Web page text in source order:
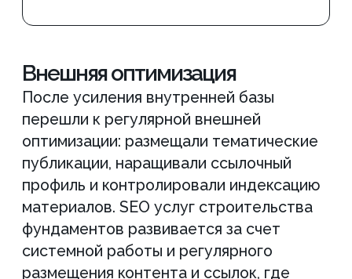
интересующие вас вопросы”
Александр Рабушко – основатель
и директор Аксиом
бесплатную консультацию